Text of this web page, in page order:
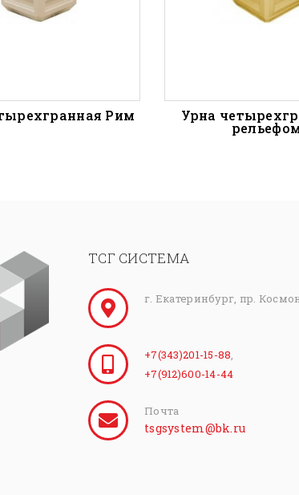
Рим Урна
ТСГ СИСТЕМА
г. Екатеринбург, пр.
+7(343)201-15-88,
+7(912)600-14-44
Почта
tsgsystem@bk.ru